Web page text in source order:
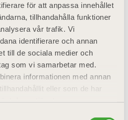
för att anpassa innehållet
tillhandahålla funktioner
vår trafik. Vi
identifierare och annan
till de sociala medier och
som vi samarbetar med.
informationen med annan
eller som de har